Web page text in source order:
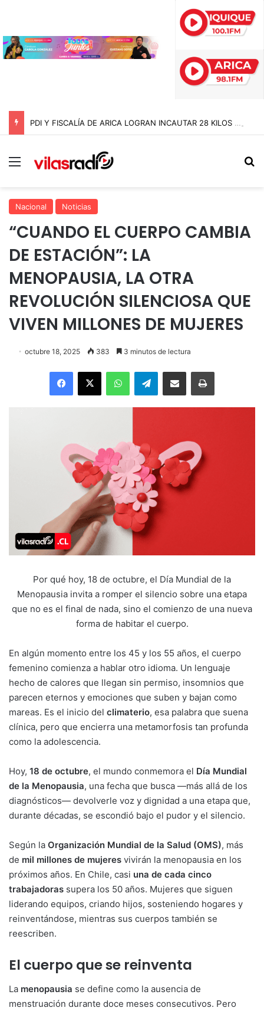
PDI Y FISCALÍA DE ARICA LOGRAN INCAUTAR 28 KILOS DE MARIHUANA OCULTOS EN UN CAMIÓN DE ALTO TONELAJE EN CHUNGARÁ
Menú
Nacional Noticias
“CUANDO EL CUERPO CAMBIA
DE ESTACIÓN”: LA
MENOPAUSIA, LA OTRA
REVOLUCIÓN SILENCIOSA QUE
VIVEN MILLONES DE MUJERES
octubre 18, 2025 383 3 minutos de lectura
Facebook
X WhatsAppTelegramEnviar vía email Imprimir
Por qué hoy, 18 de octubre, el Día Mundial de la
Menopausia invita a romper el silencio sobre una etapa
que no es el final de nada, sino el comienzo de una nueva
forma de habitar el cuerpo.
En algún momento entre los 45 y los 55 años, el cuerpo
femenino comienza a hablar otro idioma. Un lenguaje
hecho de calores que llegan sin permiso, insomnios que
parecen eternos y emociones que suben y bajan como
mareas. Es el inicio del climaterio, esa palabra que suena
clínica, pero que encierra una metamorfosis tan profunda
como la adolescencia.
Hoy, 18 de octubre, el mundo conmemora el Día Mundial
de la Menopausia, una fecha que busca —más allá de los
diagnósticos— devolverle voz y dignidad a una etapa que,
durante décadas, se escondió bajo el pudor y el silencio.
Según la Organización Mundial de la Salud (OMS), más
de mil millones de mujeres vivirán la menopausia en los
próximos años. En Chile, casi una de cada cinco
trabajadoras supera los 50 años. Mujeres que siguen
liderando equipos, criando hijos, sosteniendo hogares y
reinventándose, mientras sus cuerpos también se
reescriben.
El cuerpo que se reinventa
La menopausia se define como la ausencia de
menstruación durante doce meses consecutivos. Pero